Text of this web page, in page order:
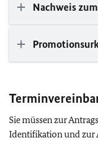
Nachweis
Sie müssen zur
Identifikation und zur